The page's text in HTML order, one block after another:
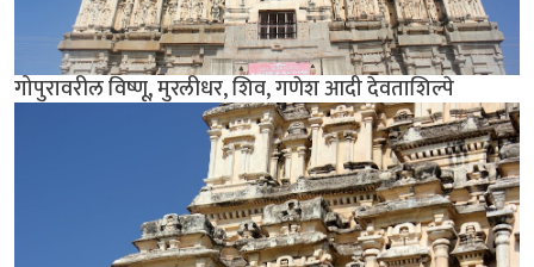
गोपुरावरील विष्णू, मुरलीधर, शिव, गणेश आदी देवताशिल्पे